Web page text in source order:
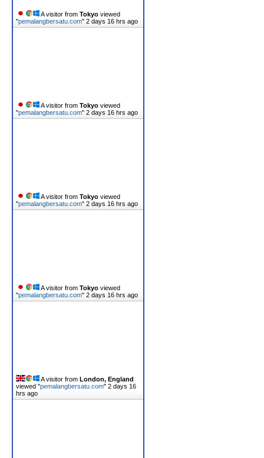
A visitor from Tokyo viewed
"pemalangbersatu.com" 2 days 16 hrs ago
A visitor from Tokyo viewed
"pemalangbersatu.com" 2 days 16 hrs ago
A visitor from Tokyo viewed
"pemalangbersatu.com" 2 days 16 hrs ago
A visitor from Tokyo viewed
"pemalangbersatu.com" 2 days 16 hrs ago
A visitor from London, England
viewed "pemalangbersatu.com" 2 days 16
hrs ago